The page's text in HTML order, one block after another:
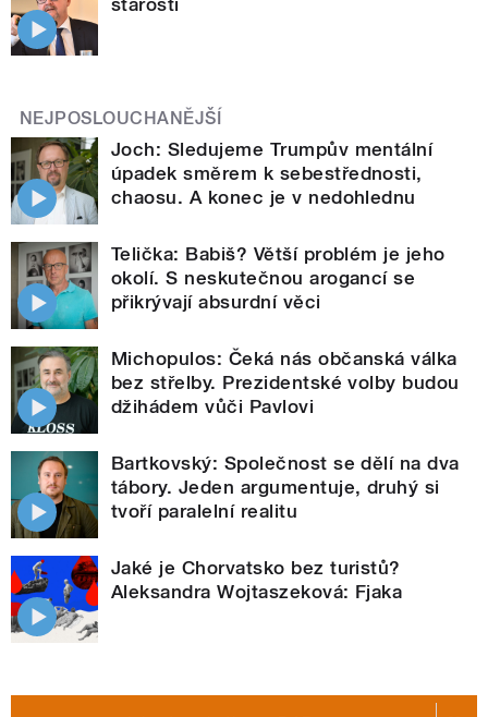
NEJPOSLOUCHANĚJŠÍ
Joch: Sledujeme Trumpův mentální
úpadek směrem k sebestřednosti,
chaosu. A konec je v nedohlednu
Telička: Babiš? Větší problém je jeho
okolí. S neskutečnou arogancí se
přikrývají absurdní věci
Michopulos: Čeká nás občanská válka
bez střelby. Prezidentské volby budou
džihádem vůči Pavlovi
Bartkovský: Společnost se dělí na dva
tábory. Jeden argumentuje, druhý si
tvoří paralelní realitu
Jaké je Chorvatsko bez turistů?
Aleksandra Wojtaszeková: Fjaka